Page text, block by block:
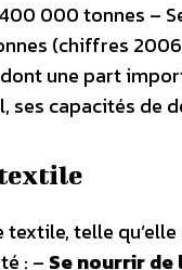
000 tonnes –
(chiffres
une part
ses capacités de
telle
: – Se nourrir